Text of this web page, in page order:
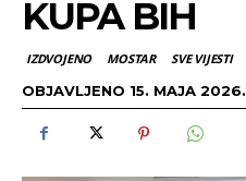
KUPA BIH
IZDVOJENO MOSTAR SVE VIJESTI
OBJAVLJENO 15. MAJA 2026.